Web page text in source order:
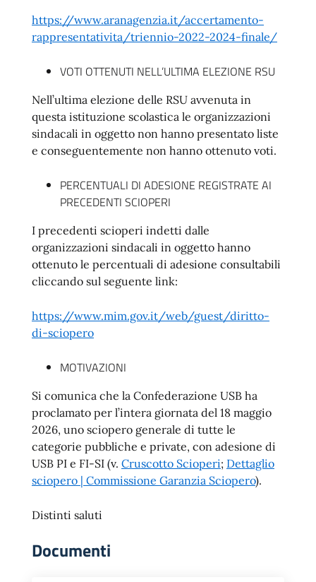
https://www.aranagenzia.it/accertamento-
rappresentativita/triennio-2022-2024-finale/
VOTI OTTENUTI NELL’ULTIMA ELEZIONE RSU
Nell’ultima elezione delle RSU avvenuta in
questa istituzione scolastica le organizzazioni
sindacali in oggetto non hanno presentato liste
e conseguentemente non hanno ottenuto voti.
PERCENTUALI DI ADESIONE REGISTRATE AI
PRECEDENTI SCIOPERI
I precedenti scioperi indetti dalle
organizzazioni sindacali in oggetto hanno
ottenuto le percentuali di adesione consultabili
cliccando sul seguente link:
https://www.mim.gov.it/web/guest/diritto-
di-sciopero
MOTIVAZIONI
Si comunica che la Confederazione USB ha
proclamato per l’intera giornata del 18 maggio
2026, uno sciopero generale di tutte le
categorie pubbliche e private, con adesione di
USB PI e FI-SI (v. Cruscotto Scioperi; Dettaglio
sciopero | Commissione Garanzia Sciopero).
Distinti saluti
Documenti